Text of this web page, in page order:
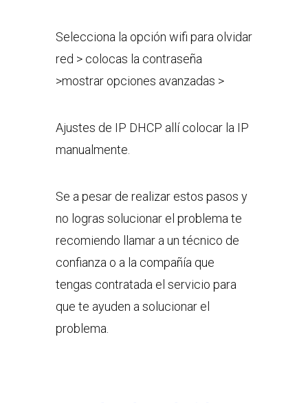
Selecciona la opción wifi para olvidar
red > colocas la contraseña
>mostrar opciones avanzadas >
Ajustes de IP DHCP allí colocar la IP
manualmente.
Se a pesar de realizar estos pasos y
no logras solucionar el problema te
recomiendo llamar a un técnico de
confianza o a la compañía que
tengas contratada el servicio para
que te ayuden a solucionar el
problema.